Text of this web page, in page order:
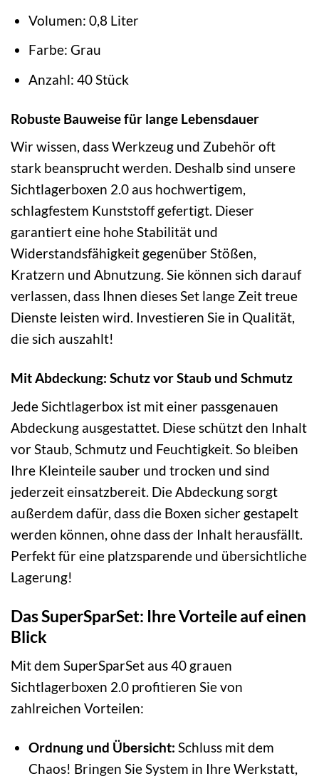
Volumen: 0,8 Liter
Farbe: Grau
Anzahl: 40 Stück
Robuste Bauweise für lange Lebensdauer
Wir wissen, dass Werkzeug und Zubehör oft
stark beansprucht werden. Deshalb sind unsere
Sichtlagerboxen 2.0 aus hochwertigem,
schlagfestem Kunststoff gefertigt. Dieser
garantiert eine hohe Stabilität und
Widerstandsfähigkeit gegenüber Stößen,
Kratzern und Abnutzung. Sie können sich darauf
verlassen, dass Ihnen dieses Set lange Zeit treue
Dienste leisten wird. Investieren Sie in Qualität,
die sich auszahlt!
Mit Abdeckung: Schutz vor Staub und Schmutz
Jede Sichtlagerbox ist mit einer passgenauen
Abdeckung ausgestattet. Diese schützt den Inhalt
vor Staub, Schmutz und Feuchtigkeit. So bleiben
Ihre Kleinteile sauber und trocken und sind
jederzeit einsatzbereit. Die Abdeckung sorgt
außerdem dafür, dass die Boxen sicher gestapelt
werden können, ohne dass der Inhalt herausfällt.
Perfekt für eine platzsparende und übersichtliche
Lagerung!
Das SuperSparSet: Ihre Vorteile auf einen
Blick
Mit dem SuperSparSet aus 40 grauen
Sichtlagerboxen 2.0 profitieren Sie von
zahlreichen Vorteilen:
Ordnung und Übersicht: Schluss mit dem
Chaos! Bringen Sie System in Ihre Werkstatt,